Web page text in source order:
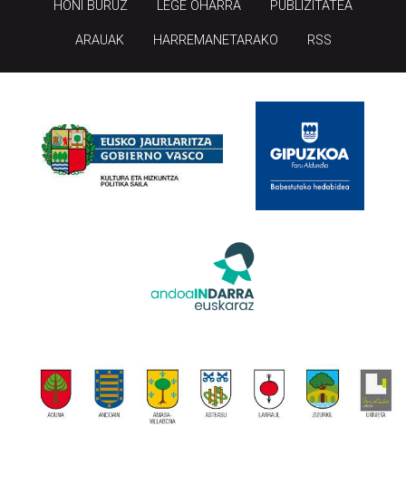
HONI BURUZ LEGE OHARRA PUBLIZITATEA
ARAUAK HARREMANETARAKO RSS